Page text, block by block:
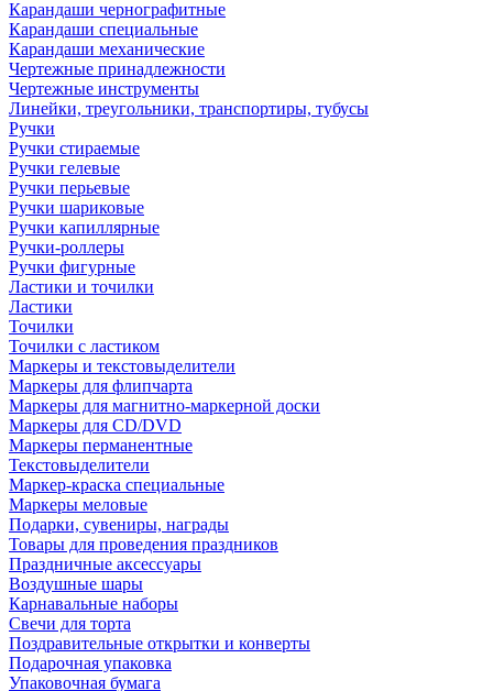
Карандаши чернографитные
Карандаши специальные
Карандаши механические
Чертежные принадлежности
Чертежные инструменты
Линейки, треугольники, транспортиры, тубусы
Ручки
Ручки стираемые
Ручки гелевые
Ручки перьевые
Ручки шариковые
Ручки капиллярные
Ручки-роллеры
Ручки фигурные
Ластики и точилки
Ластики
Точилки
Точилки с ластиком
Маркеры и текстовыделители
Маркеры для флипчарта
Маркеры для магнитно-маркерной доски
Маркеры для CD/DVD
Маркеры перманентные
Текстовыделители
Маркер-краска специальные
Маркеры меловые
Подарки, сувениры, награды
Товары для проведения праздников
Праздничные аксессуары
Воздушные шары
Карнавальные наборы
Свечи для торта
Поздравительные открытки и конверты
Подарочная упаковка
Упаковочная бумага